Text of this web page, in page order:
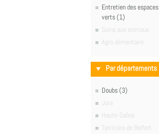
Entretien des espaces
verts (1)
Soins aux animaux
Agro alimentaire
Par départements
Doubs (3)
Jura
Haute-Saône
Territoire de Belfort